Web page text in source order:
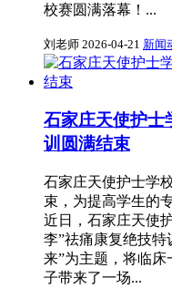
校赛圆满落幕！...
刘老师 2026-04-21 新闻
石家庄天使护士
训圆满结束
石家庄天使护士学
束，为提高学生的
近日，石家庄天使
李”祛痛康复绝技特
来”为主题，将临
子带来了一场...